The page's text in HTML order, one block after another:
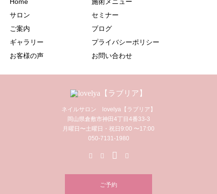
サロン
ご案内
ギャラリー
お客様の声
セミナー
ブログ
プライバシーポリシー
お問い合わせ
ネイルサロン lovelya【ラブリア】
岡山県倉敷市神田4丁目4番33-3
月曜日〜土曜日・祝日9:00 〜17:00
050-7131-1980
ご予約